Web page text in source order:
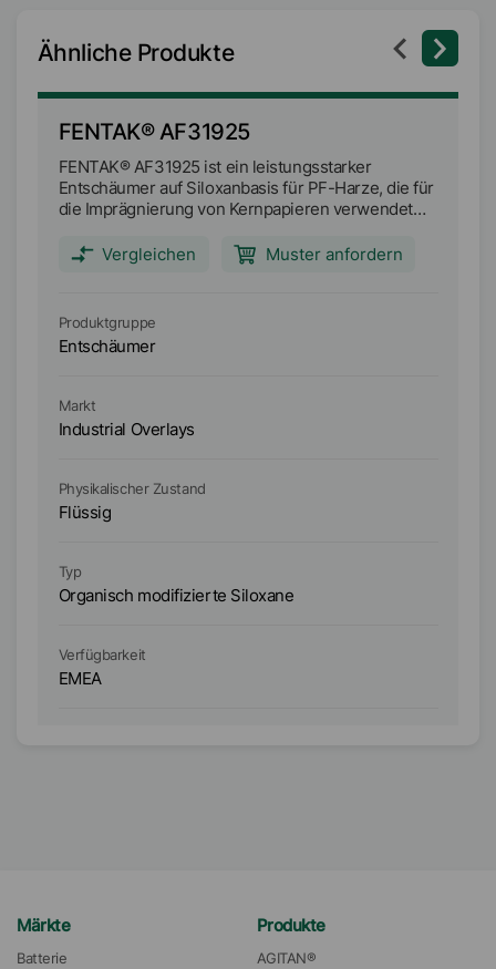
Ähnliche Produkte
FENTAK® AF31925
FENTAK® AF31925 ist ein leistungsstarker
Entschäumer auf Siloxanbasis für PF-Harze, die für
die Imprägnierung von Kernpapieren verwendet
ist unempfindlich gegenüber Überdosierung und
ist einfach einzuarbeiten.
Vergleichen Muster anfordern
Produktgruppe
Entschäumer
Markt
Industrial Overlays
Physikalischer Zustand
Flüssig
Typ
Organisch modifizierte Siloxane
Verfügbarkeit
EMEA
Märkte
Batterie
Produkte
AGITAN®